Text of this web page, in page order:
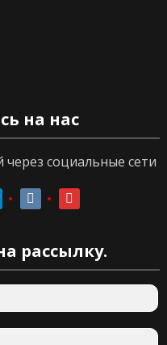
на нас
через социальные сети
vkontaktevkontakte
рассылку.